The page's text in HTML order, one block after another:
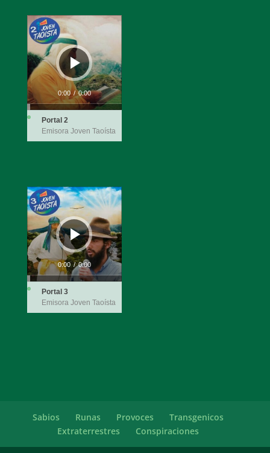
Reproductor
de
audio
0:00 / 0:00
Portal 2
Emisora Joven Taoísta
Reproductor
de
audio
0:00 / 0:00
Portal 3
Emisora Joven Taoísta
Sabios Runas Provoces
Transgenicos
Extraterrestres
Conspiraciones